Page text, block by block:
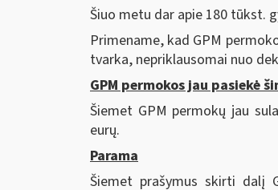
Šiuo metu dar apie 180 tūkst.
Primename, kad GPM
tvarka, nepriklausomai nuo
GPM permokos jau pasiekė
Šiemet GPM permokų jau
eurų.
Parama
Šiemet prašymus skirti dalį